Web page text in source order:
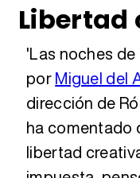
Libertad
'Las noches
porMiguel del
dirección de
ha comentado
libertad